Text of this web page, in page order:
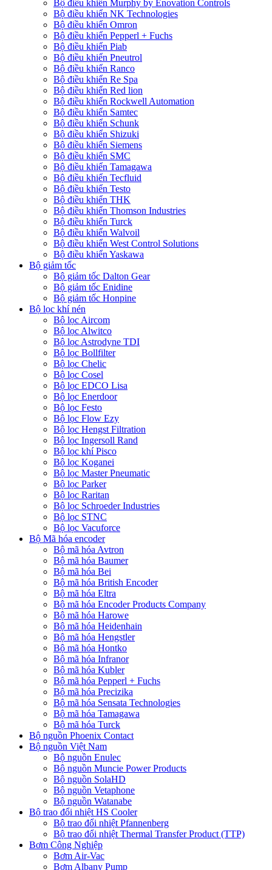
Bộ điều khiển Murphy by Enovation Controls
Bộ điều khiển NK Technologies
Bộ điều khiển Omron
Bộ điều khiển Pepperl + Fuchs
Bộ điều khiển Piab
Bộ điều khiển Pneutrol
Bộ điều khiển Ranco
Bộ điều khiển Re Spa
Bộ điều khiển Red lion
Bộ điều khiển Rockwell Automation
Bộ điều khiển Samtec
Bộ điều khiển Schunk
Bộ điều khiển Shizuki
Bộ điều khiển Siemens
Bộ điều khiển SMC
Bộ điều khiển Tamagawa
Bộ điều khiển Tecfluid
Bộ điều khiển Testo
Bộ điều khiển THK
Bộ điều khiển Thomson Industries
Bộ điều khiển Turck
Bộ điều khiển Walvoil
Bộ điều khiển West Control Solutions
Bộ điều khiển Yaskawa
Bộ giảm tốc
Bộ giảm tốc Dalton Gear
Bộ giảm tốc Enidine
Bộ giảm tốc Honpine
Bộ lọc khí nén
Bộ lọc Aircom
Bộ lọc Alwitco
Bộ lọc Astrodyne TDI
Bộ lọc Bollfilter
Bộ lọc Chelic
Bộ lọc Cosel
Bộ lọc EDCO Lisa
Bộ lọc Enerdoor
Bộ lọc Festo
Bộ lọc Flow Ezy
Bộ lọc Hengst Filtration
Bộ lọc Ingersoll Rand
Bộ lọc khí Pisco
Bộ lọc Koganei
Bộ lọc Master Pneumatic
Bộ lọc Parker
Bộ lọc Raritan
Bộ lọc Schroeder Industries
Bộ lọc STNC
Bộ lọc Vacuforce
Bộ Mã hóa encoder
Bộ mã hóa Avtron
Bộ mã hóa Baumer
Bộ mã hóa Bei
Bộ mã hóa British Encoder
Bộ mã hóa Eltra
Bộ mã hóa Encoder Products Company
Bộ mã hóa Harowe
Bộ mã hóa Heidenhain
Bộ mã hóa Hengstler
Bộ mã hóa Hontko
Bộ mã hóa Infranor
Bộ mã hóa Kubler
Bộ mã hóa Pepperl + Fuchs
Bộ mã hóa Precizika
Bộ mã hóa Sensata Technologies
Bộ mã hóa Tamagawa
Bộ mã hóa Turck
Bộ nguồn Phoenix Contact
Bộ nguồn Việt Nam
Bộ nguồn Enulec
Bộ nguồn Muncie Power Products
Bộ nguồn SolaHD
Bộ nguồn Vetaphone
Bộ nguồn Watanabe
Bộ trao đổi nhiệt HS Cooler
Bộ trao đổi nhiệt Pfannenberg
Bộ trao đổi nhiệt Thermal Transfer Product (TTP)
Bơm Công Nghiệp
Bơm Air-Vac
Bơm Albany Pump